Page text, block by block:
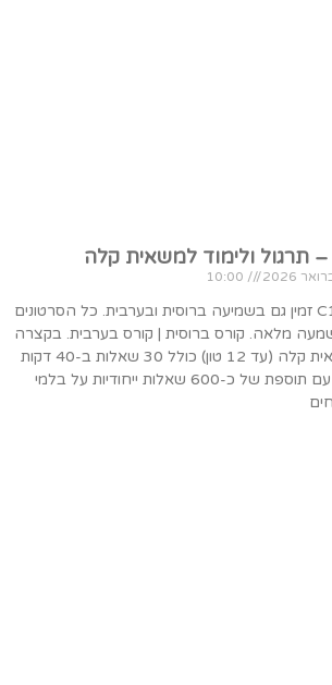
חדש הקורס למשאית C1 זמין גם בשמיעה ברוסית ובערבית. כל הסרטונים
מלאה. קורס ברוסית | קורס בערבית. בקצרה
מבחן תאוריה C1 למשאית קלה (עד 12 טון) כולל 30 שאלות ב-40 דקות
– כמו רכב פרטי, אבל עם תוספת של כ-600 שאלות ייחודיות על בלמי